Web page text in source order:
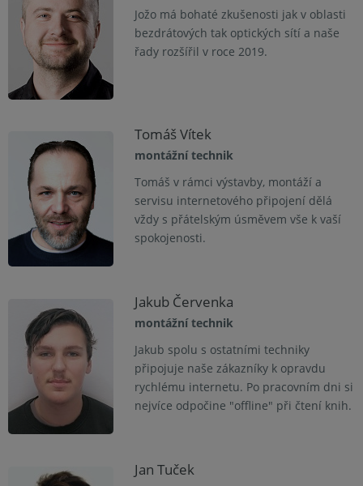
Jožo má bohaté zkušenosti jak v oblasti
bezdrátových tak optických sítí a naše
řady rozšířil v roce 2019.
Tomáš Vítek
montážní technik
Tomáš v rámci výstavby, montáží a
servisu internetového připojení dělá
vždy s přátelským úsměvem vše k vaší
spokojenosti.
Jakub Červenka
montážní technik
Jakub spolu s ostatními techniky
připojuje naše zákazníky k opravdu
rychlému internetu. Po pracovním dni si
nejvíce odpočine "offline" při čtení knih.
Jan Tuček